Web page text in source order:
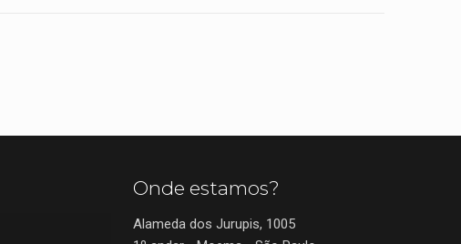
Onde estamos?
Alameda dos Jurupis, 1005